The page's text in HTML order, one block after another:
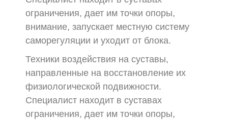
ограничения, дает им точки опоры,
внимание, запускает местную систему
саморегуляции и уходит от блока.
Техники воздействия на суставы,
направленные на восстановление их
физиологической подвижности.
Специалист находит в суставах
ограничения, дает им точки опоры,